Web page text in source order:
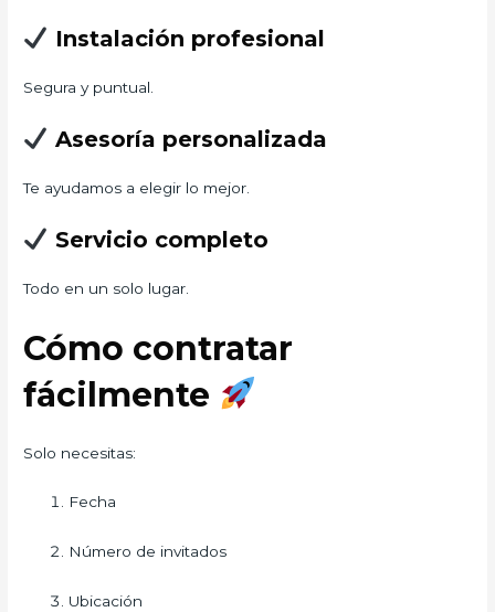
Instalación profesional
Segura y puntual.
Asesoría personalizada
Te ayudamos a elegir lo mejor.
Servicio completo
Todo en un solo lugar.
Cómo contratar
fácilmente
Solo necesitas:
Fecha
Número de invitados
Ubicación